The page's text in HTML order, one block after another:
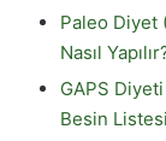
Paleo Diyet
Nasıl
GAPS
Besin Listesi